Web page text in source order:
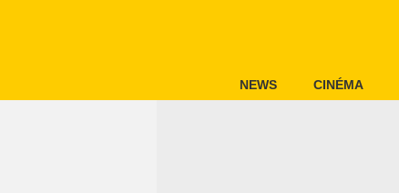
NEWS CINÉMA